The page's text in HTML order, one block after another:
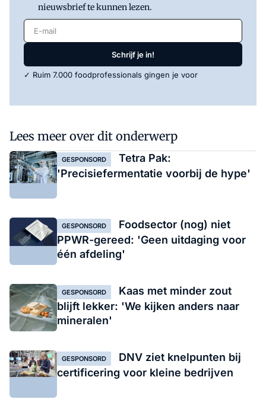
nieuwsbrief te kunnen lezen.
E-mail
Schrijf je in!
✓ Ruim 7.000 foodprofessionals gingen je voor
Lees meer over dit onderwerp
GESPONSORD
Tetra Pak:
'Precisiefermentatie voorbij de hype'
GESPONSORD
Foodsector (nog) niet
PPWR-gereed: 'Geen uitdaging voor
één afdeling'
GESPONSORD
Kaas met minder zout
blijft lekker: 'We kijken anders naar
mineralen'
GESPONSORD
DNV ziet knelpunten bij
certificering voor kleine bedrijven